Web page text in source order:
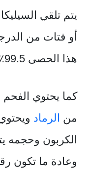
يتم تلقي
أو فتات من
هذا الحصى 99.5٪ سيليكا.
كما يحتوي
من الرماد
الكربون وحجمه
وعادة ما تكون